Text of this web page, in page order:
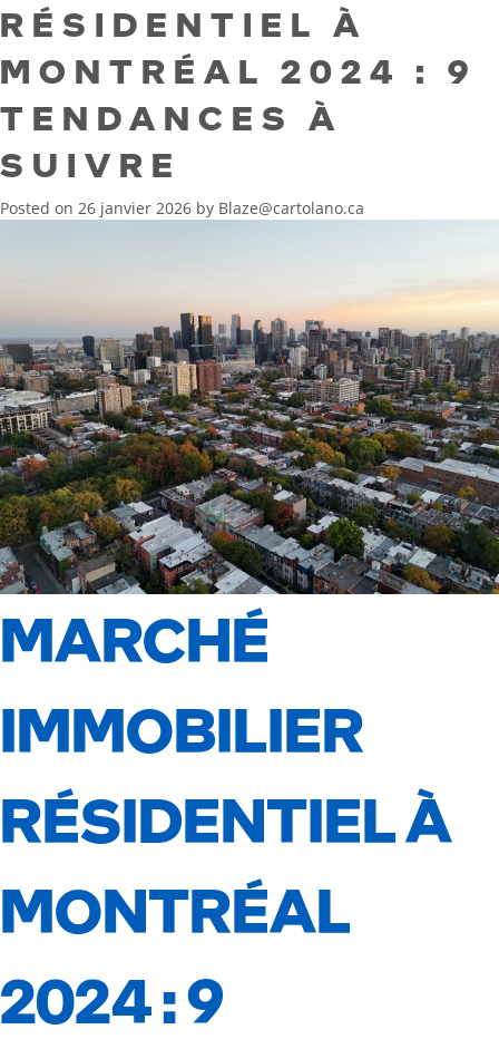
RÉSIDENTIEL À
MONTRÉAL 2024 : 9
TENDANCES À
SUIVRE
Posted on 26 janvier 2026 by Blaze@cartolano.ca
MARCHÉ
IMMOBILIER
RÉSIDENTIEL À
MONTRÉAL
2024 : 9